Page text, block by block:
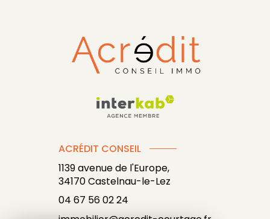
ACRÉDIT CONSEIL
1139 avenue de l'Europe,
34170Castelnau-le-Lez
04 67 56 02 24